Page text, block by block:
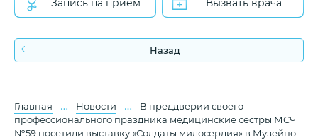
Запись на прием Вызвать врача
Назад
Главная … Новости …
В преддверии своего
профессионального праздника медицинские сестры МСЧ
№59 посетили выставку «Солдаты милосердия» в Музейно-